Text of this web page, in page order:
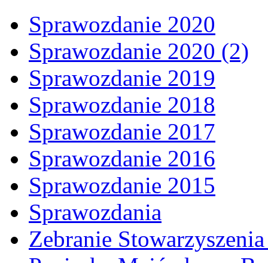
Sprawozdanie 2020
Sprawozdanie 2020 (2)
Sprawozdanie 2019
Sprawozdanie 2018
Sprawozdanie 2017
Sprawozdanie 2016
Sprawozdanie 2015
Sprawozdania
Zebranie